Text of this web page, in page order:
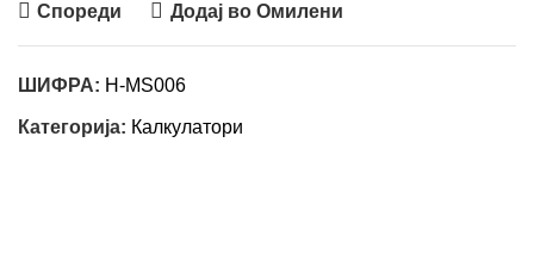
Спореди Додај во Омилени
ШИФРА: H-MS006
Категорија: Калкулатори